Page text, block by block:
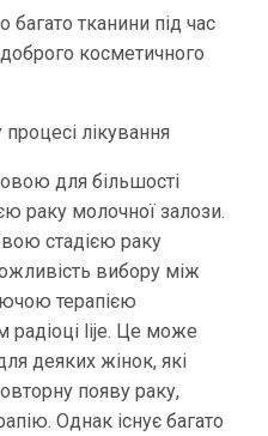
багато тканини під час
косметичного
лікування
для більшості
раку молочної залози.
стадією раку
вибору між
терапією
радіоці lije. Це може
деяких жінок, які
появу раку,
Однак існує багато